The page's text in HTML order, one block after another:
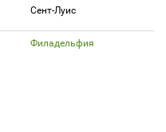
Сент-Луис
Филадельфия